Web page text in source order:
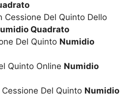
Cessione Del Quinto Dello
Quadrato
Del Quinto Numidio
Quinto Online Numidio
Del Quinto Numidio